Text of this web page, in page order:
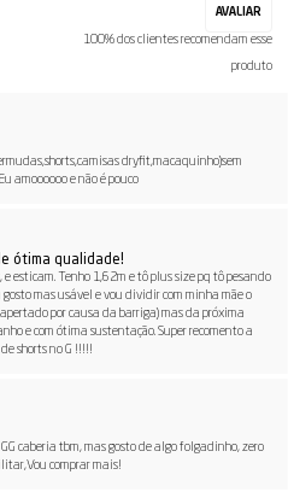
100% dos clientes recomendam esse
produto
dryfit,macaquinho)sem
amoooooo e não é pouco
ótima qualidade!
esticam. Tenho 1,62m e tô plus size pq tô pesando
mas usável e vou dividir com minha mãe o
por causa da barriga) mas da próxima
e com ótima sustentação. Super recomento a
shorts no G !!!!!
caberia tbm, mas gosto de algo folgadinho, zero
comprar mais!